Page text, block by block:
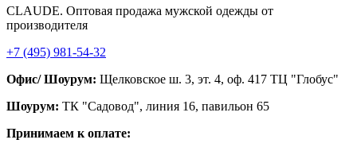
CLAUDE. Оптовая продажа мужской одежды от
производителя
+7 (495) 981-54-32
Офис/ Шоурум: Щелковское ш. 3, эт. 4, оф. 417 ТЦ "Глобус"
Шоурум: ТК "Садовод", линия 16, павильон 65
Принимаем к оплате: